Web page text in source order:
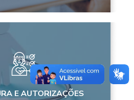
E AUTORIZAÇÕES